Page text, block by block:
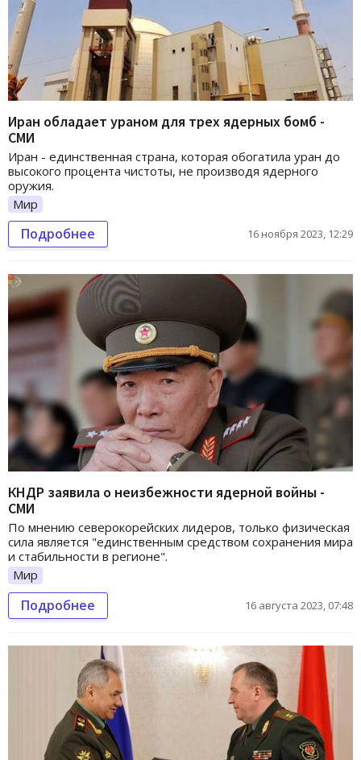
Иран обладает ураном для трех ядерных бомб -
СМИ
Иран - единственная страна, которая обогатила уран до
высокого процента чистоты, не производя ядерного
оружия.
Мир
Подробнее 16 ноября 2023, 12:29
КНДР заявила о неизбежности ядерной войны -
СМИ
По мнению северокорейских лидеров, только физическая
сила является "единственным средством сохранения мира
и стабильности в регионе".
Мир
Подробнее 16 августа 2023, 07:48